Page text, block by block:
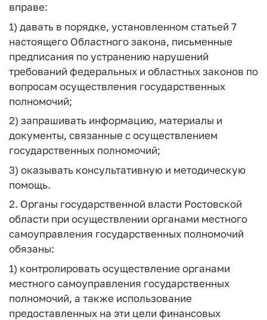
вправе:
1) давать в порядке, установленном статьей 7
настоящего Областного закона, письменные
предписания по устранению нарушений
требований федеральных и областных законов по
вопросам осуществления государственных
полномочий;
2) запрашивать информацию, материалы и
документы, связанные с осуществлением
государственных полномочий;
3) оказывать консультативную и методическую
помощь.
2. Органы государственной власти Ростовской
области при осуществлении органами местного
самоуправления государственных полномочий
обязаны:
1) контролировать осуществление органами
местного самоуправления государственных
полномочий, а также использование
предоставленных на эти цели финансовых